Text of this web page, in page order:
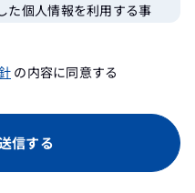
た個人情報を利用する事
最新の状態で管理するよ
の内容に同意する